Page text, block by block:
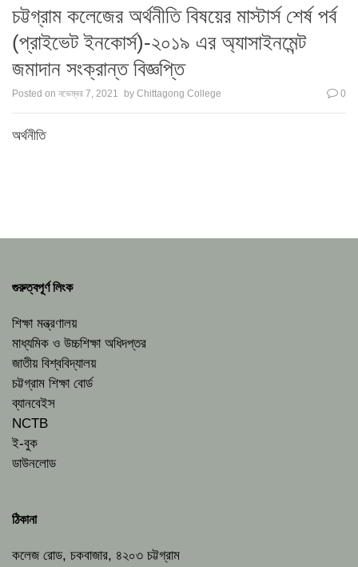
চট্টগ্রাম কলেজের অর্থনীতি বিষয়ের মাস্টার্স শের্ষ পর্ব
(প্রাইভেট ইনকোর্স)-২০১৯ এর অ্যাসাইনমেন্ট
জমাদান সংক্রান্ত বিজ্ঞপ্তি
Posted on নভেম্বর 7, 2021 by Chittagong College 0
অর্থনীতি
গুরুত্বপূর্ণ লিংক
শিক্ষা মন্ত্রণালয়
মাধ্যমিক ও উচ্চশিক্ষা অধিদপ্তর
জাতীয় বিশ্ববিদ্যালয়
চট্টগ্রাম শিক্ষা বোর্ড
ব্যানবেইস
NCTB
ই-বুক
ডাউনলোড
ঠিকানা
কলেজ রোড, চকবাজার, ৪২০৩ চট্টগ্রাম